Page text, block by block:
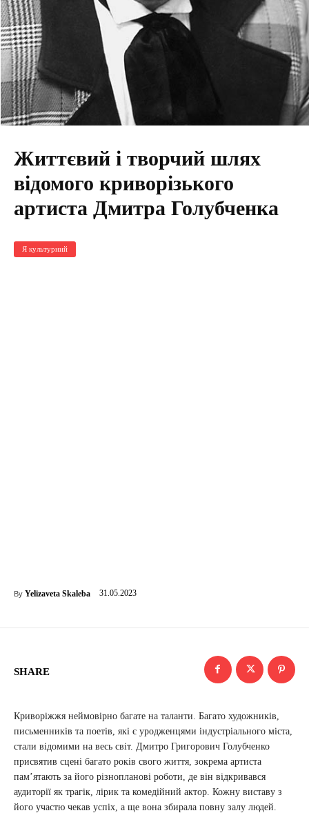
Життєвий і творчий шлях
відомого криворізького
артиста Дмитра Голубченка
Я культурний
By Yelizaveta Skaleba 31.05.2023
SHARE
Криворіжжя неймовірно багате на таланти. Багато художників,
письменників та поетів, які є уродженцями індустріального міста,
стали відомими на весь світ. Дмитро Григорович Голубченко
присвятив сцені багато років свого життя, зокрема артиста
пам’ятають за його різнопланові роботи, де він відкривався
аудиторії як трагік, лірик та комедійний актор. Кожну виставу з
його участю чекав успіх, а ще вона збирала повну залу людей.